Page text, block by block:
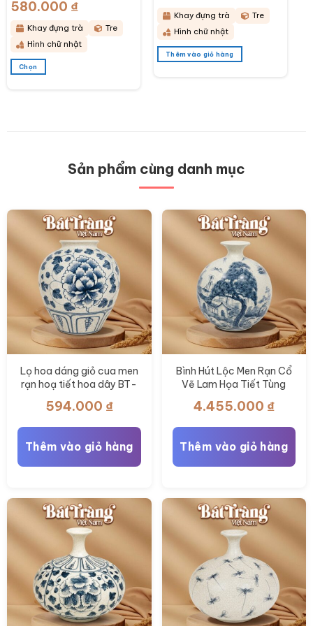
phẩm
43x28x6cm BT-
KDT15
580.000 ₫Khoảng
giá:
từ
380.000 ₫
đến
580.000 ₫
Khay đựng trà
Tre
Hình chữ nhật
Chọn
thể
KDT14
Khay đựng trà
Tre
Hình chữ nhật
Thêm vào giỏ hàng
Sản phẩm cùng danh mục
Lọ hoa dáng giỏ cua men
rạn hoạ tiết hoa dây BT-
594.000 ₫
Thêm vào giỏ hàng
Bình Hút Lộc Men Rạn Cổ
Vẽ Lam Họa Tiết Tùng
4.455.000 ₫
Thêm vào giỏ hàng